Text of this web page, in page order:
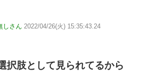
しさん 2022/04/26(火) 15:35:43.24
択肢として見られてるから